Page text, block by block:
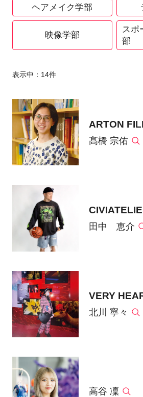
ヘアメイク学部
映像学部
スポ
部
表示中： 14件
ARTON
髙橋 宗佑
田中 恵介
VERY
北川 寧々
高谷 凜